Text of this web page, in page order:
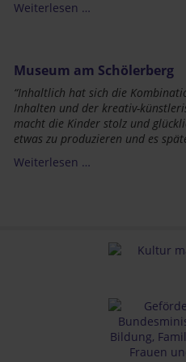
Weiterlesen …
Museum am Schölerberg
“Inhaltlich hat sich die
Inhalten und der kreativ-
macht die Kinder stolz und
etwas zu produzieren und es
Weiterlesen …